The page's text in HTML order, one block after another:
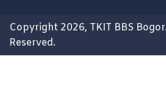
Copyright 2026, TKIT BBS
Reserved.